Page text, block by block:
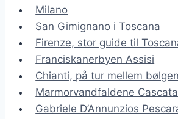
Milano
San Gimignano i Toscana
Firenze, stor guide til
Franciskanerbyen Assisi
Chianti, på tur mellem
Marmorvandfaldene
Gabriele D’Annunzios